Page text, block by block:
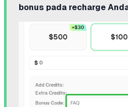
bonus pada recharge